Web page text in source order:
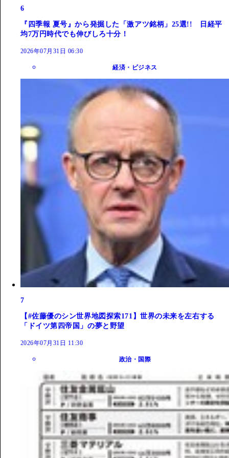
6
『四季報 夏号』から発掘した「激アツ銘柄」25選!! 日経平
均7万円時代でも伸びしろ十分！
2026年07月31日 06:30
経済・ビジネス
7
【#佐藤優のシン世界地図探索171】世界の未来を左右する
「ドイツ第四帝国」の夢と野望
2026年07月31日 11:30
政治・国際